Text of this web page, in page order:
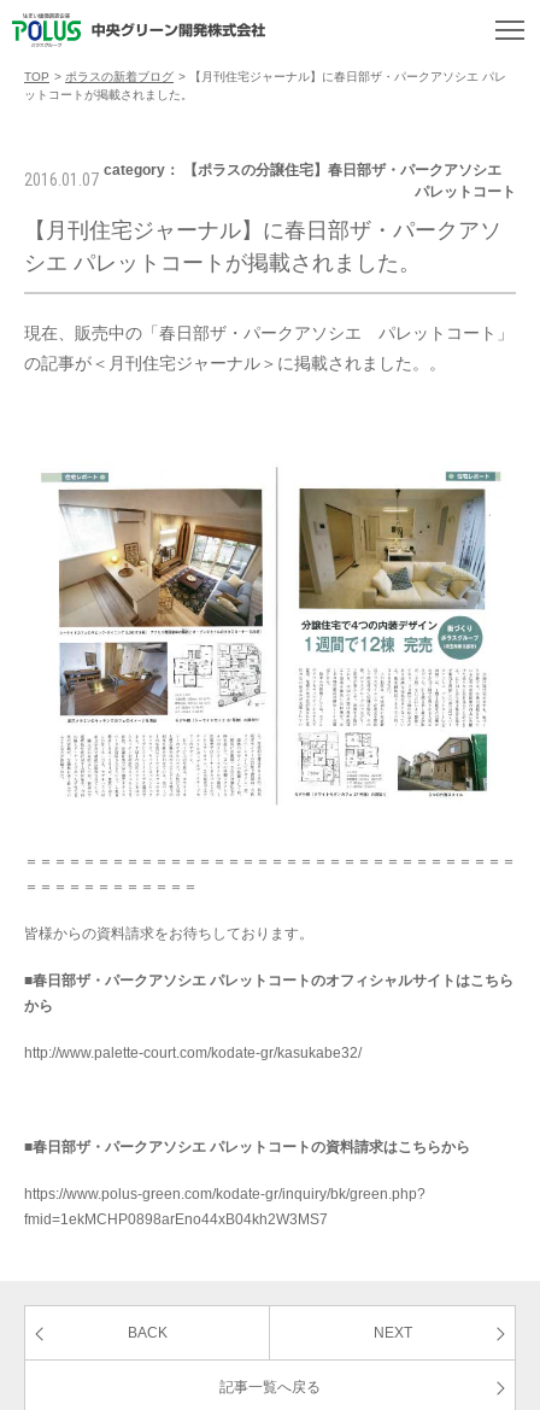
TOP > ポラスの新着ブログ >
【月刊住宅ジャーナル】に春日部ザ・パークアソシエ パレ
ットコートが掲載されました。
2016.01.07 category： 【ポラスの分譲住宅】春日部ザ・パークアソシエ
パレットコート
【月刊住宅ジャーナル】に春日部ザ・パークアソ
シエ パレットコートが掲載されました。
現在、販売中の「春日部ザ・パークアソシエ パレットコート」
の記事が＜月刊住宅ジャーナル＞に掲載されました。。
＝＝＝＝＝＝＝＝＝＝＝＝＝＝＝＝＝＝＝＝＝＝＝＝＝＝＝＝＝＝＝＝＝＝
＝＝＝＝＝＝＝＝＝＝＝＝
皆様からの資料請求をお待ちしております。
■春日部ザ・パークアソシエ パレットコートのオフィシャルサイトはこちら
から
http://www.palette-court.com/kodate-gr/kasukabe32/
■春日部ザ・パークアソシエ パレットコートの資料請求はこちらから
https://www.polus-green.com/kodate-gr/inquiry/bk/green.php?
fmid=1ekMCHP0898arEno44xB04kh2W3MS7
BACK NEXT
記事一覧へ戻る